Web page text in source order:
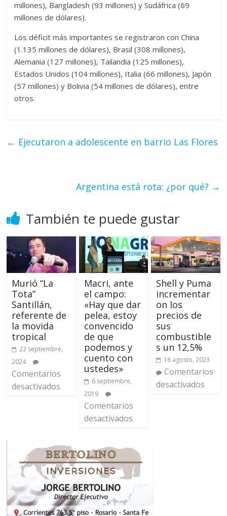
millones), Bangladesh (93 millones) y Sudáfrica (69
millones de dólares).
Los déficit más importantes se registraron con China
(1.135 millones de dólares), Brasil (308 millones),
Alemania (127 millones), Tailandia (125 millones),
Estados Unidos (104 millones), Italia (66 millones), Japón
(57 millones) y Bolivia (54 millones de dólares), entre
otros.
← Ejecutaron a adolescente en barrio Las Flores
Argentina está rota: ¿por qué? →
También te puede gustar
Murió “La
Tota”
Santillán,
referente de
la movida
tropical
23 septiembre,
2024
Comentarios
desactivados
Macri, ante
el campo:
«Hay que dar
pelea, estoy
convencido
de que
podemos y
cuento con
ustedes»
6 septiembre,
2019
Comentarios
desactivados
Shell y Puma
incrementar
on los
precios de
sus
combustible
s un 12,5%
16 agosto, 2023
Comentarios
desactivados